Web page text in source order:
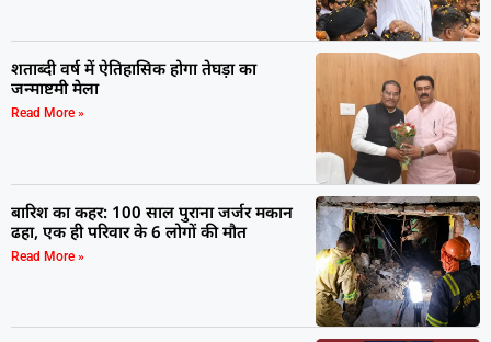
शताब्दी वर्ष में ऐतिहासिक होगा तेघड़ा का
जन्माष्टमी मेला
Read More »
बारिश का कहर: 100 साल पुराना जर्जर मकान
ढहा, एक ही परिवार के 6 लोगों की मौत
Read More »